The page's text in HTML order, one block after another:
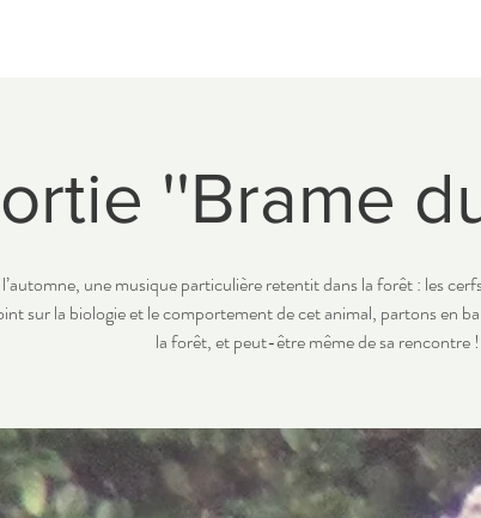
''Brame
une musique particulière retentit dans la forêt : les
sur la biologie et le comportement de cet animal, partons en
la forêt, et peut-être même de sa rencontre !